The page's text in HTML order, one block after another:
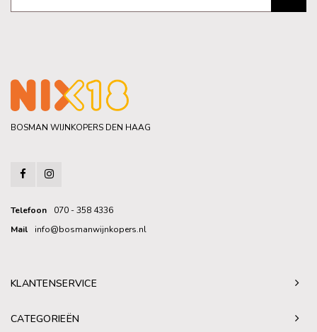
BOSMAN WIJNKOPERS DEN HAAG
Telefoon
070 - 358 4336
Mail
info@bosmanwijnkopers.nl
KLANTENSERVICE
CATEGORIEËN